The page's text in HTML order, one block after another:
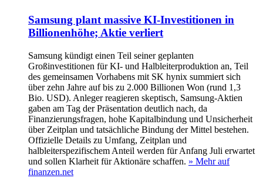
Samsung plant massive KI-Investitionen in
Billionenhöhe; Aktie verliert
Samsung kündigt einen Teil seiner geplanten
Großinvestitionen für KI- und Halbleiterproduktion an, Teil
des gemeinsamen Vorhabens mit SK hynix summiert sich
über zehn Jahre auf bis zu 2.000 Billionen Won (rund 1,3
Bio. USD). Anleger reagieren skeptisch, Samsung-Aktien
gaben am Tag der Präsentation deutlich nach, da
Finanzierungsfragen, hohe Kapitalbindung und Unsicherheit
über Zeitplan und tatsächliche Bindung der Mittel bestehen.
Offizielle Details zu Umfang, Zeitplan und
halbleiterspezifischem Anteil werden für Anfang Juli erwartet
und sollen Klarheit für Aktionäre schaffen. » Mehr auf
finanzen.net